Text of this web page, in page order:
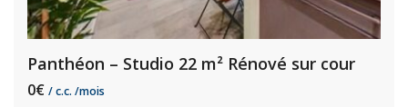
Panthéon – Studio 22 m² Rénové sur cour
0€ / c.c. /mois